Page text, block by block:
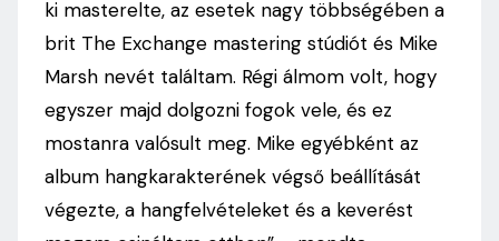
ki masterelte, az esetek nagy többségében a
brit The Exchange mastering stúdiót és Mike
Marsh nevét találtam. Régi álmom volt, hogy
egyszer majd dolgozni fogok vele, és ez
mostanra valósult meg. Mike egyébként az
album hangkarakterének végső beállítását
végezte, a hangfelvételeket és a keverést